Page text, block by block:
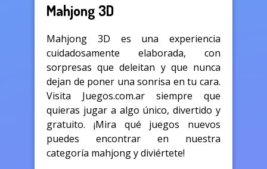
Mahjong 3D
Mahjong 3D es una experiencia
cuidadosamente elaborada, con
sorpresas que deleitan y que nunca
dejan de poner una sonrisa en tu cara.
Visita Juegos.com.ar siempre que
quieras jugar a algo único, divertido y
gratuito. ¡Mira qué juegos nuevos
puedes encontrar en nuestra
categoría mahjong y diviértete!